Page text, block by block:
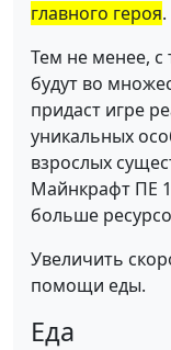
главного героя.
Тем не менее,
будут во
придаст игре
уникальных
взрослых
Майнкрафт ПЕ
больше
Увеличить
помощи еды.
Еда